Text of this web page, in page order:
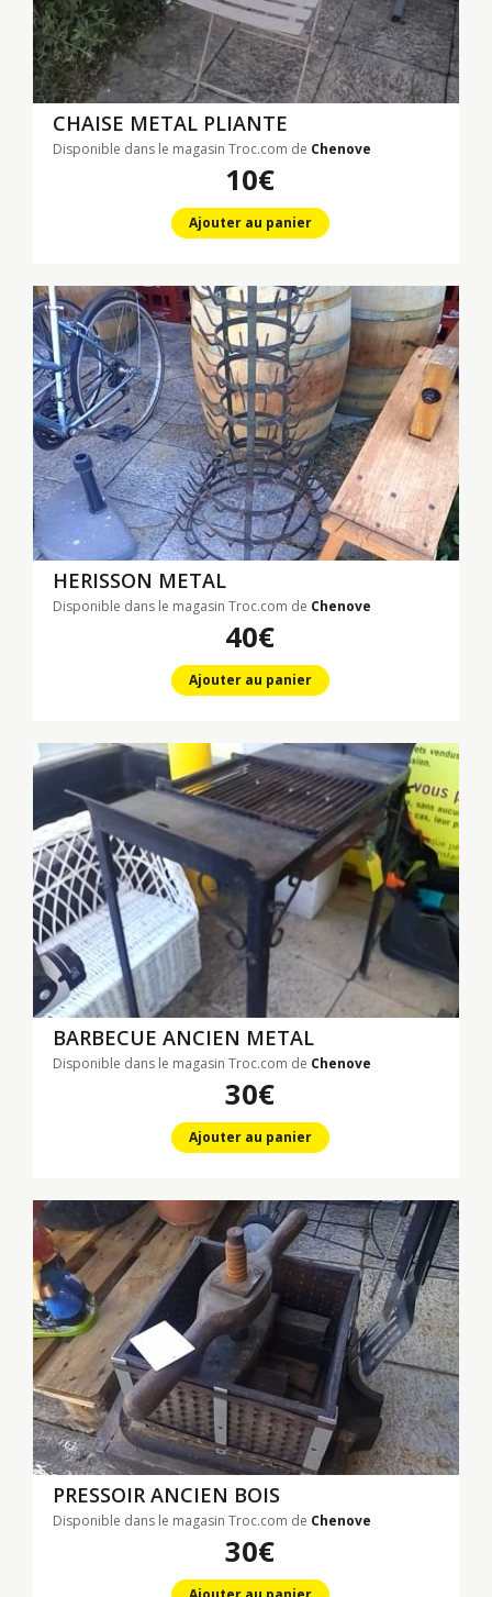
CHAISE METAL PLIANTE
Disponible dans le magasin Troc.com de Chenove
10€
Ajouter au panier
HERISSON METAL
Disponible dans le magasin Troc.com de Chenove
40€
Ajouter au panier
BARBECUE ANCIEN METAL
Disponible dans le magasin Troc.com de Chenove
30€
Ajouter au panier
PRESSOIR ANCIEN BOIS
Disponible dans le magasin Troc.com de Chenove
30€